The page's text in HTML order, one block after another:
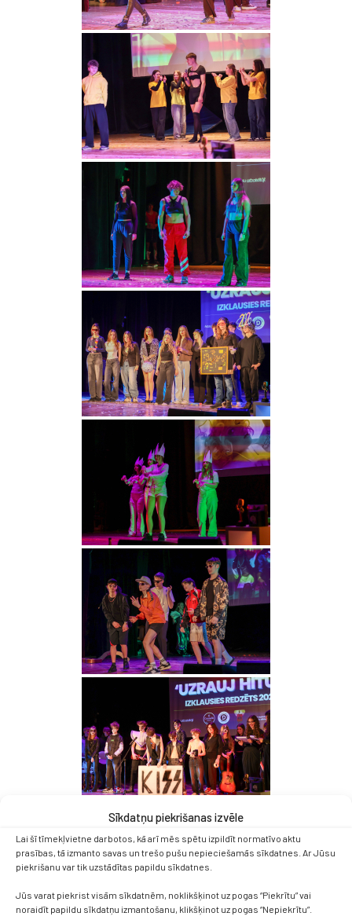
Sīkdatņu piekrišanas izvēle
Lai šī tīmekļvietne darbotos, kā arī mēs spētu izpildīt normatīvo aktu
prasības, tā izmanto savas un trešo pušu nepieciešamās sīkdatnes. Ar Jūsu
piekrišanu var tik uzstādītas papildu sīkdatnes.
Jūs varat piekrist visām sīkdatnēm, noklikšķinot uz pogas “Piekrītu” vai
noraidīt papildu sīkdatņu izmantošanu, klikšķinot uz pogas “Nepiekrītu”.